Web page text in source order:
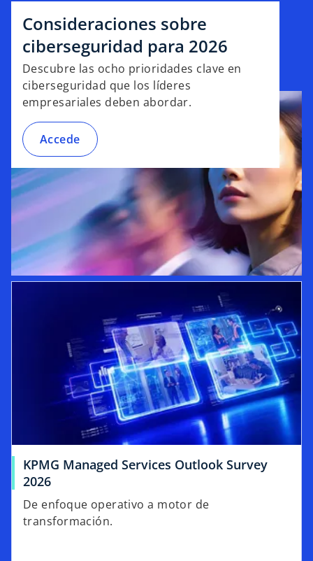
Consideraciones sobre
ciberseguridad para 2026
Descubre las ocho prioridades clave en
ciberseguridad que los líderes
empresariales deben abordar.
Accede
KPMG Managed Services Outlook Survey
2026
De enfoque operativo a motor de
transformación.